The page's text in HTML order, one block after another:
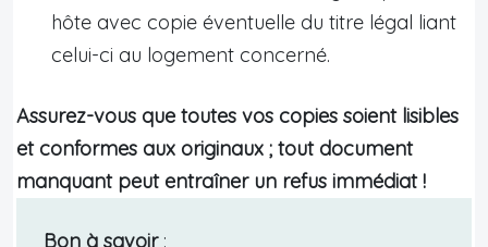
hôte avec copie éventuelle du titre légal liant
celui-ci au logement concerné.
Assurez-vous que toutes vos copies soient lisibles
et conformes aux originaux ; tout document
manquant peut entraîner un refus immédiat !
Bon à savoir: